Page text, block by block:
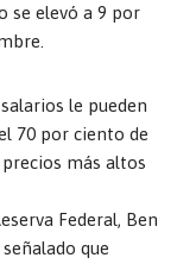
se elevó a 9 por
le pueden
70 por ciento de
más altos
Federal, Ben
que